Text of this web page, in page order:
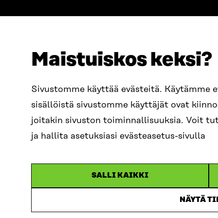
Maistuiskos keksi?
Sivustomme käyttää evästeitä. Käytämme
sisällöistä sivustomme käyttäjät ovat
joitakin sivuston toiminnallisuuksia. Voit
ja hallita asetuksiasi evästeasetus-sivulla
SALLI KAIKKI
NÄYTÄ
Östersjögatan 11–13, PB 160,
00181 Helsingfors
Ankomstinstruktioner
FÖRETAGS-ID
0202132-3
+358
E-POST